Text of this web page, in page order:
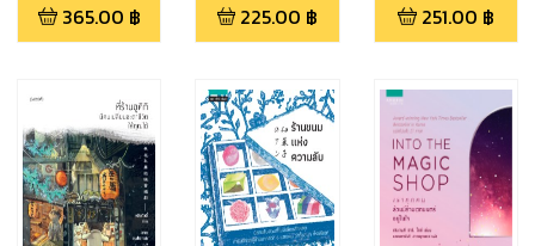
365.00 ฿ 225.00 ฿ 251.00 ฿